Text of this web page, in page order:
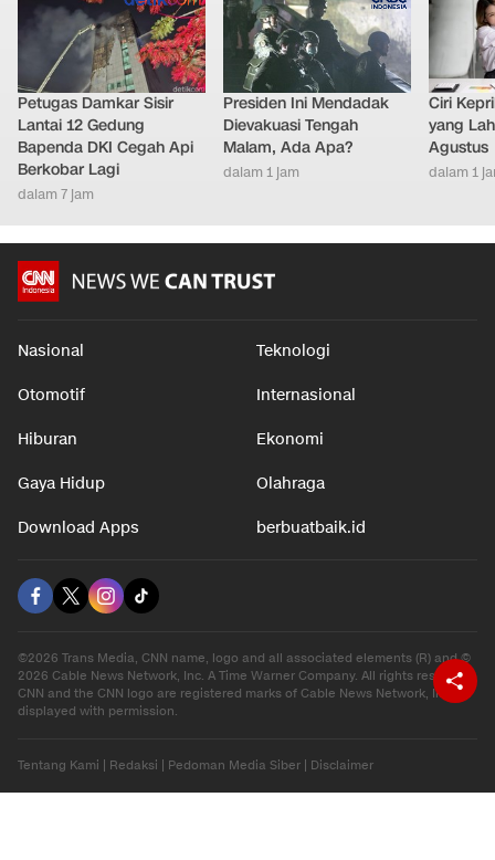
Petugas Damkar Sisir
Lantai 12 Gedung
Bapenda DKI Cegah Api
Berkobar Lagi
dalam 7 jam
Presiden Ini Mendadak
Dievakuasi Tengah
Malam, Ada Apa?
dalam 1 jam
Ciri
yang
Agustus
dalam 1
Nasional Teknologi
Otomotif Internasional
Hiburan Ekonomi
Gaya Hidup Olahraga
Download Apps berbuatbaik.id
©2026 Trans Media, CNN name, logo and all associated elements (R) and ©
2026 Cable News Network, Inc. A Time Warner Company. All rights reserved.
CNN and the CNN logo are registered marks of Cable News Network, Inc.,
displayed with permission.
Tentang Kami Redaksi Pedoman Media Siber Disclaimer